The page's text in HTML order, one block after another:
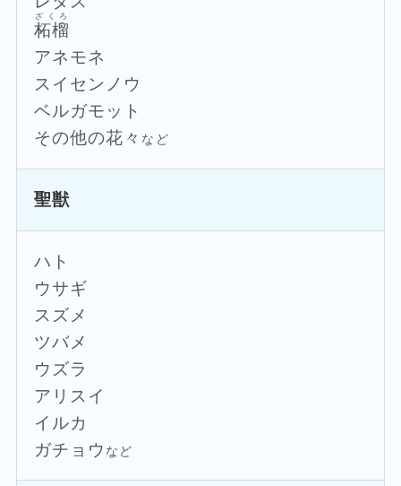
柘榴
ざくろ
アネモネ
スイセンノウ
ベルガモット
その他の花々 など
聖獣
ハト
ウサギ
スズメ
ツバメ
ウズラ
アリスイ
イルカ
ガチョウ など